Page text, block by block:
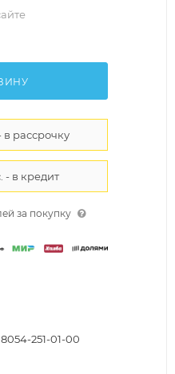
за покупку
8054-251-01-00